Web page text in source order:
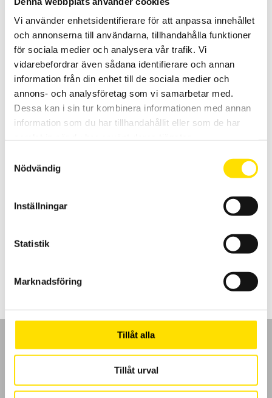
Vi använder enhetsidentifierare för att anpassa innehållet
och annonserna till användarna, tillhandahålla funktioner
för sociala medier och analysera vår trafik. Vi
vidarebefordrar även sådana identifierare och annan
information från din enhet till de sociala medier och
annons- och analysföretag som vi samarbetar med.
Dessa kan i sin tur kombinera informationen med annan
information som du har tillhandahållit eller som de har
Nödvändig
Inställningar
Statistik
Marknadsföring
Tillåt alla
Tillåt urval
Batterielimenator för alla Chauvin-Arnoux likströmstänger för typ
K, E, PAC samt A110 och MA110 och MA200. Med dessa inkopplade
kan längre loggningar utföras med dessa lik- och
växelströmströmtänger.
535.00kr –1,965.00krPrisintervall:
535.00 kr
till
1,965.00 kr
LÄS MER
Strömtänger för oscilloskop AC/DC med BNC
Strömtänger för lik- och växelströmsmätning med hög bandbredd
GDPR